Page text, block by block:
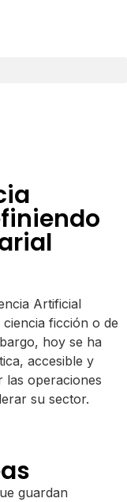
Artificial
ficción o de
hoy se ha
accesible y
las operaciones
su sector.
guardan